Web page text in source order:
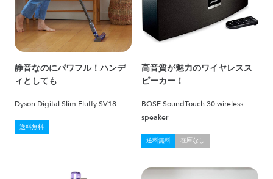
静音なのにパワフル！ハンデ
ィとしても
Dyson Digital Slim Fluffy SV18
送料無料
高音質が魅力のワイヤレスス
ピーカー！
BOSE SoundTouch 30 wireless
speaker
送料無料 在庫なし